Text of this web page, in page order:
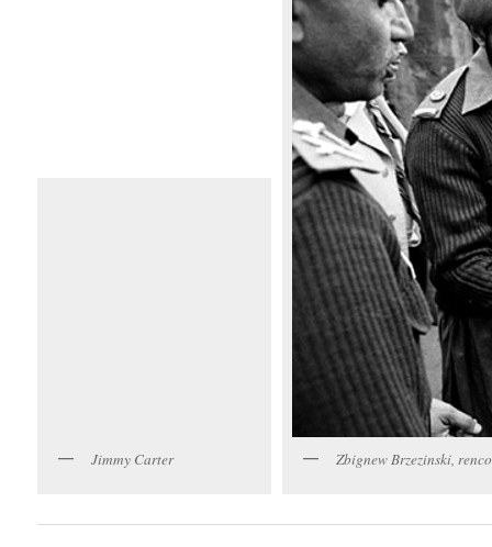
Jimmy Carter Zbignew Brzezinski,